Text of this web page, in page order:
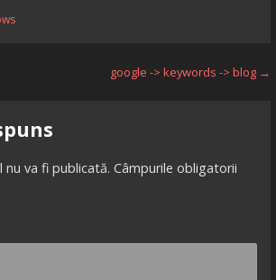
google -> keywords -> blog →
nu va fi publicată. Câmpurile obligatorii